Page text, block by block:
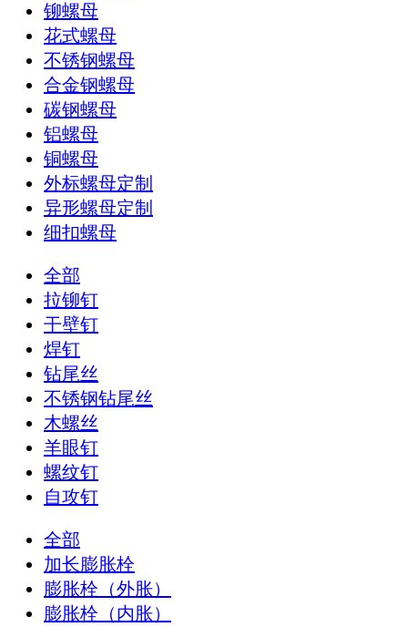
铆螺母
花式螺母
不锈钢螺母
合金钢螺母
碳钢螺母
铝螺母
铜螺母
外标螺母定制
异形螺母定制
细扣螺母
全部
拉铆钉
干壁钉
焊钉
钻尾丝
不锈钢钻尾丝
木螺丝
羊眼钉
螺纹钉
自攻钉
全部
加长膨胀栓
膨胀栓（外胀）
膨胀栓（内胀）